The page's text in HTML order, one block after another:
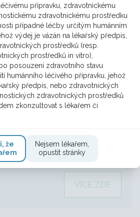
negativního
letá žena měla 7/2009
mammae l.dx., 7/09
G3 s postižením
negativní. Ki 67 40% TNM -
3+)M0 P...
VÍCE ZDE
přípravku, zdravotnickému
zdravotnickému prostředku
případné léčby určitým humánním
výdej je vázán na lékařský předpis,
prostředků (resp.
prostředků in vitro),
posouzení zdravotního stavu
humánního léčivého přípravku, jehož
předpis, nebo zdravotnických
zdravotnických prostředků
zkonzultovat s lékařem či
že
Nejsem lékařem,
opustit stránky